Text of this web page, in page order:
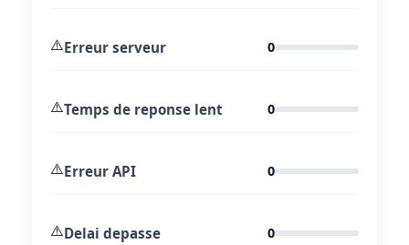
⚠️Erreur serveur 0
⚠️Temps de reponse lent 0
⚠️Erreur API 0
⚠️Delai depasse 0